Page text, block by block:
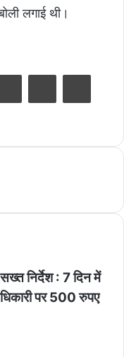
लगाई थी।
निर्देश : 7 दिन में
पर 500 रुपए